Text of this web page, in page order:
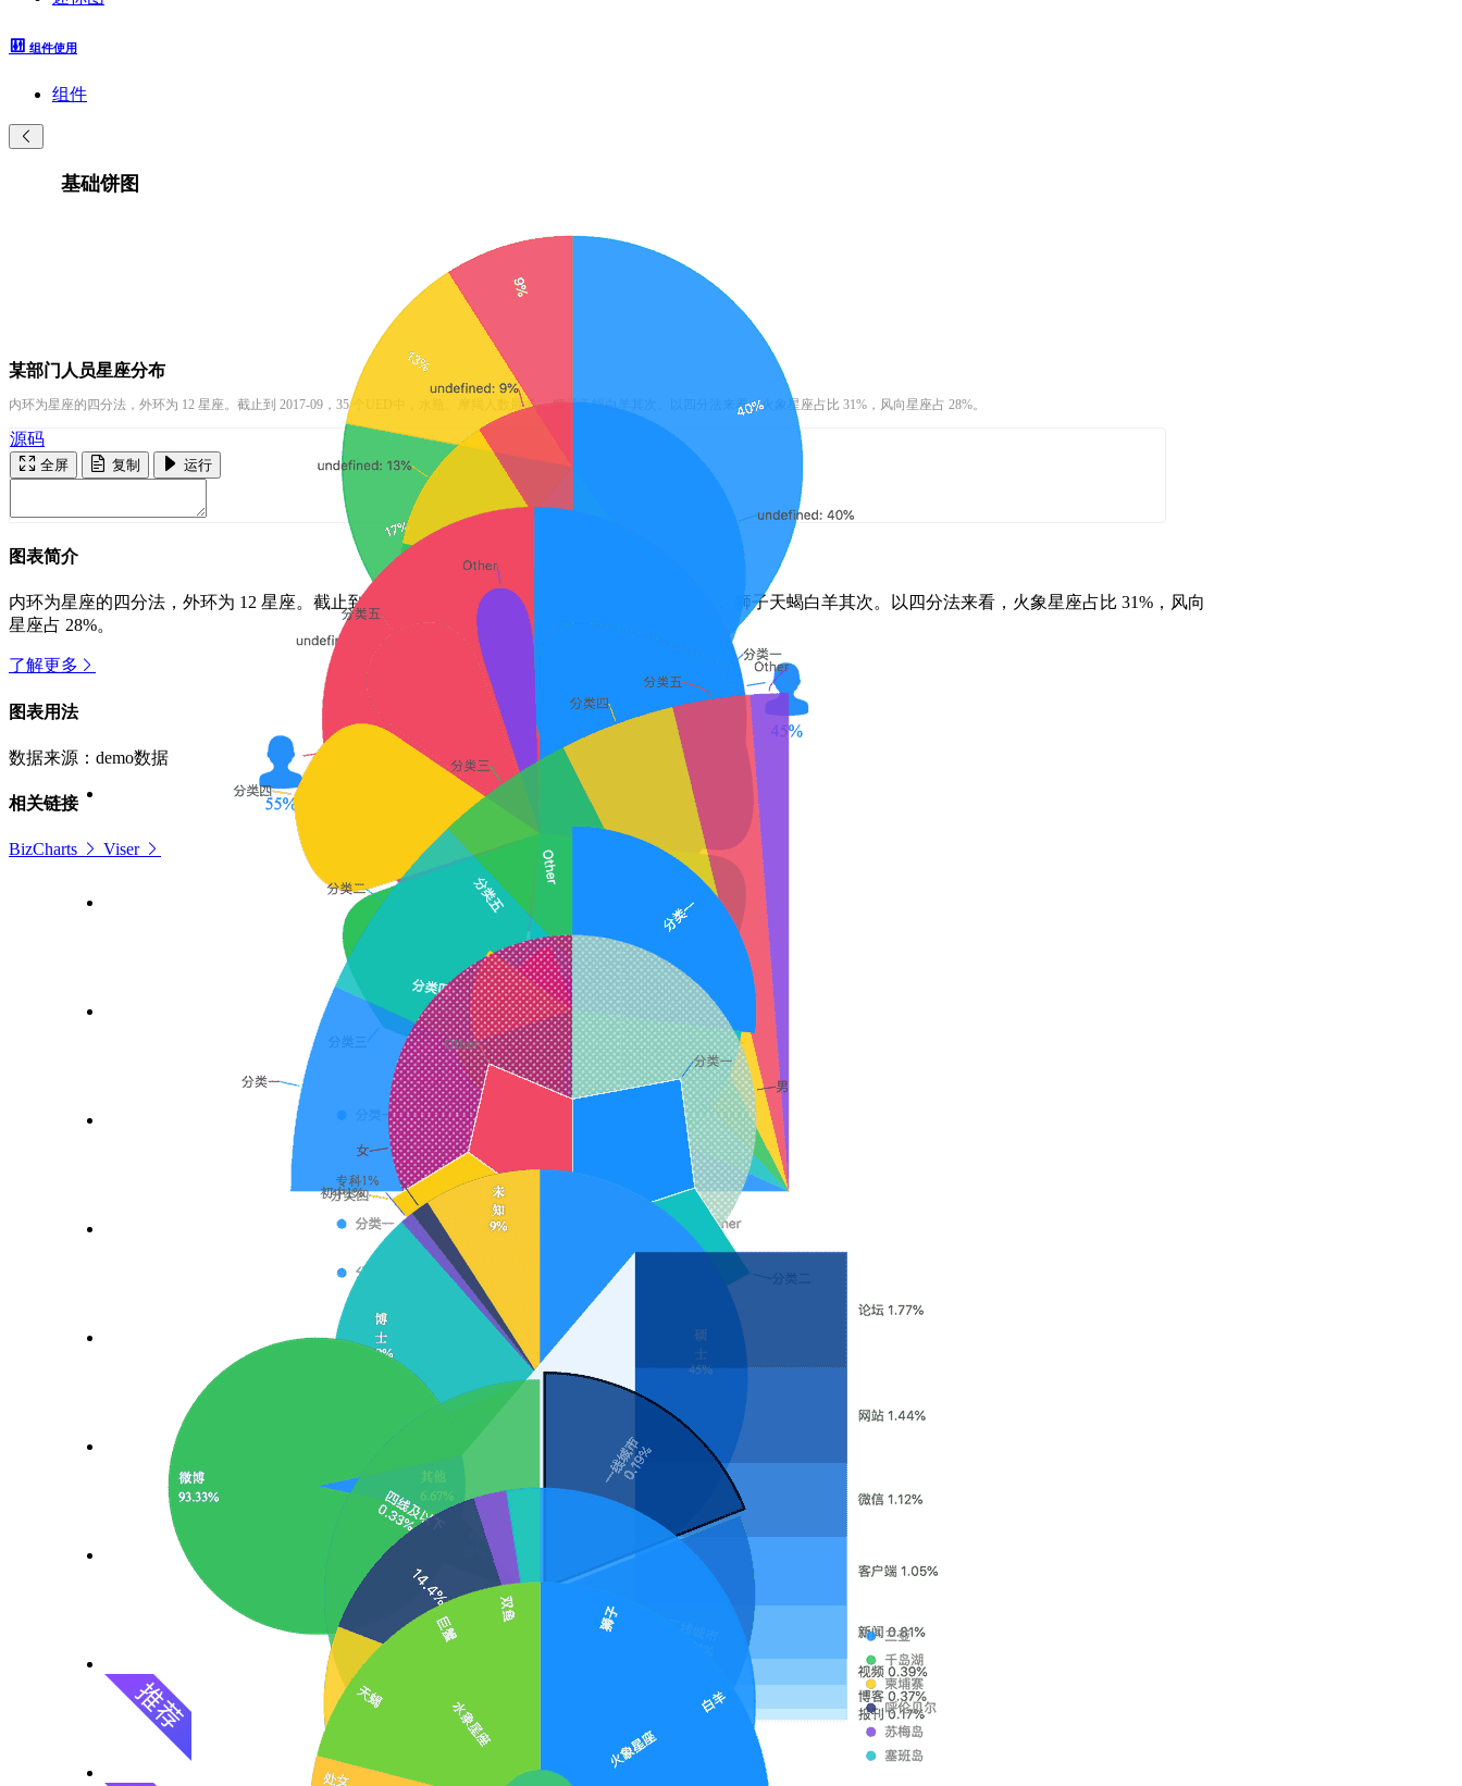
组件使用
组件
基础饼图
某部门人员星座分布
内环为星座的四分法，外环为 12 星座。截止到 2017-09，35 个UED中，水瓶、摩羯人数最多， 狮子天蝎白羊其次。以四分法来看，火象星座占比 31%，风向星座占 28%。
源码
全屏 复制 运行
图表简介
内环为星座的四分法，外环为 12 星座。截止到 2017-09，35 个UED中，水瓶、摩羯人数最多， 狮子天蝎白羊其次。以四分法来看，火象星座占比 31%，风向
星座占 28%。
了解更多
图表用法
数据来源：demo数据
相关链接
BizCharts Viser